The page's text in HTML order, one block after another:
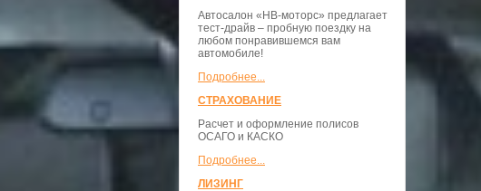
Автосалон «НВ-моторс» предлагает
тест-драйв – пробную поездку на
любом понравившемся вам
автомобиле!
Подробнее...
СТРАХОВАНИЕ
Расчет и оформление полисов
ОСАГО и КАСКО
Подробнее...
ЛИЗИНГ